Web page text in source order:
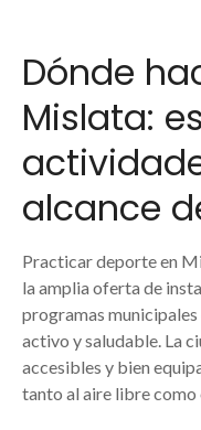
Dónde
Mislata:
alcance
Practicar deporte en
la amplia oferta de
programas
activo y saludable. La
accesibles y bien
tanto al aire libre como